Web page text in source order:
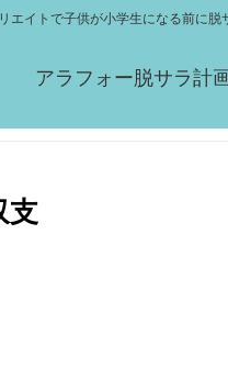
エイトで子供が小学生になる前に脱
アラフォー脱サラ計
支